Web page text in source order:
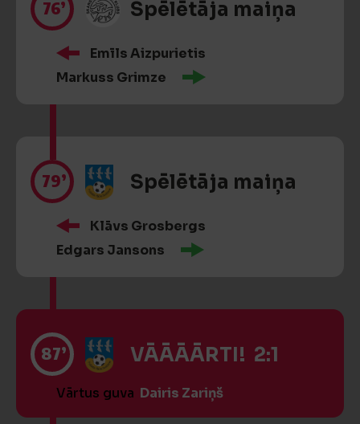
76’ Spēlētāja maiņa
Emīls Aizpurietis
Markuss Grimze
79’ Spēlētāja maiņa
Klāvs Grosbergs
Edgars Jansons
87’ VĀĀĀĀRTI! 2:1
Vārtus guva Dairis Zariņš